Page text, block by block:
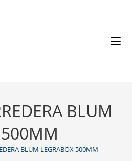
BLUM
BLUM LEGRABOX 500MM